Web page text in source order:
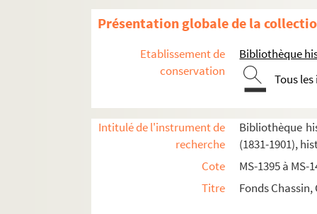
Présentation globale de la
Etablissement de
conservation
Bibliothèque
Tous
Intitulé de l'instrument de
recherche
Bibliothèque
(1831-1901),
Cote
MS-1395 à MS-
Titre
Fonds
Souvenirs et textes historiques
2-MS-1395. Charles-Louis Chassin.
2-MS-1396. Second Empire